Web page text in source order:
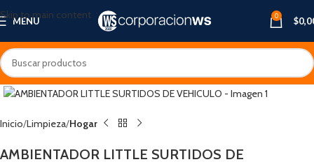
Skip to main content
MENU 0 $
Inicio Limpieza Hogar
AMBIENTADOR LITTLE SURTIDOS DE